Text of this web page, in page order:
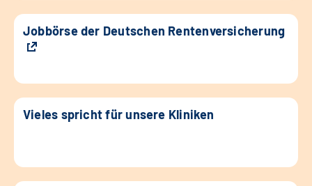
Jobbörse der Deutschen Rentenversicherung
Vieles spricht für unsere Kliniken